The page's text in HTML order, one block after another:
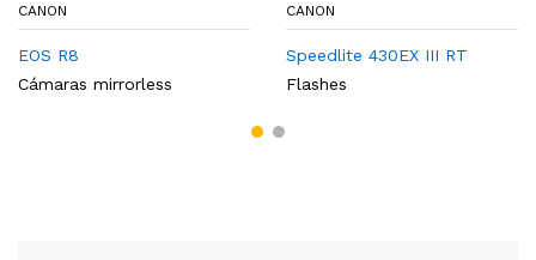
CANON
EOS R8
Cámaras mirrorless
CANON
Speedlite 430EX III RT
Flashes